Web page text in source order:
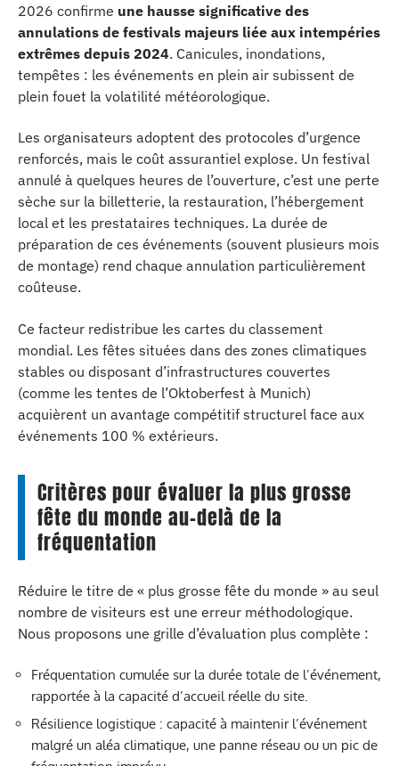
2026 confirme une hausse significative des
annulations de festivals majeurs liée aux intempéries
extrêmes depuis 2024. Canicules, inondations,
tempêtes : les événements en plein air subissent de
plein fouet la volatilité météorologique.
Les organisateurs adoptent des protocoles d’urgence
renforcés, mais le coût assurantiel explose. Un festival
annulé à quelques heures de l’ouverture, c’est une perte
sèche sur la billetterie, la restauration, l’hébergement
local et les prestataires techniques. La durée de
préparation de ces événements (souvent plusieurs mois
de montage) rend chaque annulation particulièrement
coûteuse.
Ce facteur redistribue les cartes du classement
mondial. Les fêtes situées dans des zones climatiques
stables ou disposant d’infrastructures couvertes
(comme les tentes de l’Oktoberfest à Munich)
acquièrent un avantage compétitif structurel face aux
événements 100 % extérieurs.
Critères pour évaluer la plus grosse
fête du monde au-delà de la
fréquentation
Réduire le titre de « plus grosse fête du monde » au seul
nombre de visiteurs est une erreur méthodologique.
Nous proposons une grille d’évaluation plus complète :
Fréquentation cumulée sur la durée totale de l’événement,
rapportée à la capacité d’accueil réelle du site.
Résilience logistique : capacité à maintenir l’événement
malgré un aléa climatique, une panne réseau ou un pic de